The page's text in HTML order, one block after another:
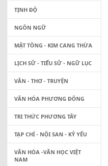
TỊNH ĐỘ
NGÔN NGỮ
MẬT TÔNG - KIM CANG THỪA
LỊCH SỬ - TIỂU SỬ - NGỮ LỤC
VĂN - THƠ - TRUYỆN
VĂN HÓA PHƯƠNG ĐÔNG
TRI THỨC PHƯƠNG TÂY
TẠP CHÍ - NỘI SAN - KỶ YẾU
VĂN HÓA -VĂN HỌC VIỆT
NAM